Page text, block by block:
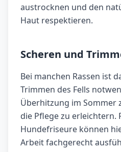
austrocknen und den
Haut respektieren.
Scheren und
Bei manchen Rassen ist
Trimmen des Fells
Überhitzung im Sommer
die Pflege zu erleichtern.
Hundefriseure können
Arbeit fachgerecht